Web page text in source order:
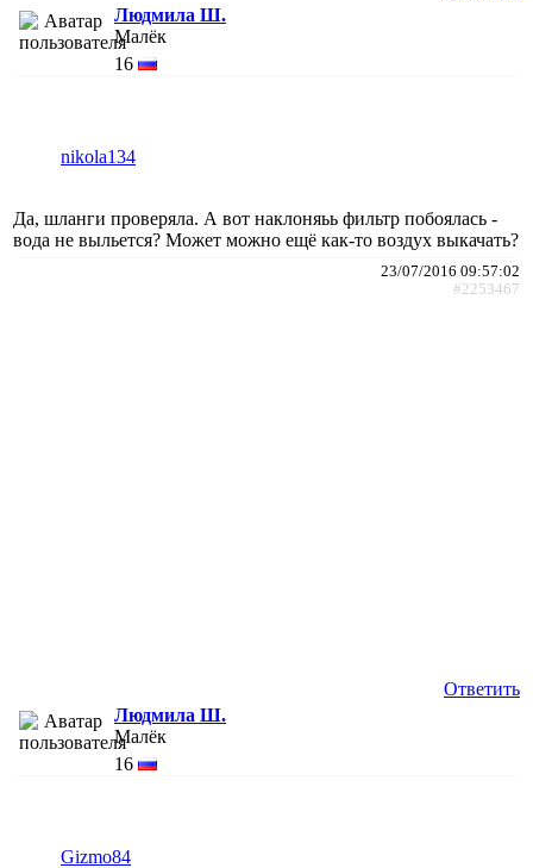
Людмила Ш.
Малёк
16
nikola134
Да, шланги проверяла. А вот наклоняьь фильтр побоялась -
вода не выльется? Может можно ещё как-то воздух выкачать?
23/07/2016 09:57:02
#2253467
Ответить
Людмила Ш.
Малёк
16
Gizmo84